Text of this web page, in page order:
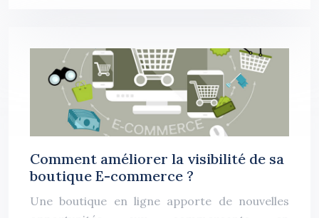
Comment améliorer la visibilité de sa
boutique E-commerce ?
Une boutique en ligne apporte de nouvelles